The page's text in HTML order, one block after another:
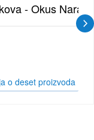
- Okus
o deset proizvoda